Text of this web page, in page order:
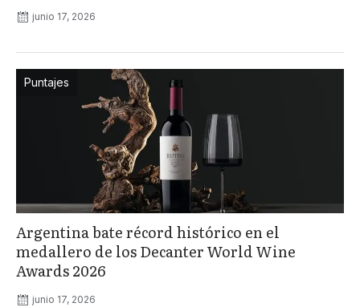
junio 17, 2026
Puntajes
Argentina bate récord histórico en el
medallero de los Decanter World Wine
Awards 2026
junio 17, 2026